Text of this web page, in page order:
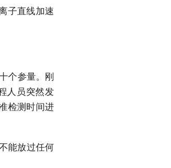
子直线加速
个参量。刚
人员突然发
检测时间进
能放过任何